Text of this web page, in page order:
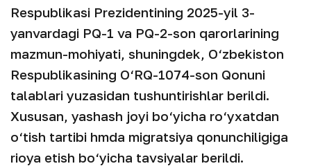
Respublikasi Prezidentining 2025-yil 3-
yanvardagi PQ-1 va PQ-2-son qarorlarining
mazmun-mohiyati, shuningdek, O‘zbekiston
Respublikasining O‘RQ-1074-son Qonuni
talablari yuzasidan tushuntirishlar berildi.
Xususan, yashash joyi bo‘yicha ro‘yxatdan
o‘tish tartibi hmda migratsiya qonunchiligiga
rioya etish bo‘yicha tavsiyalar berildi.